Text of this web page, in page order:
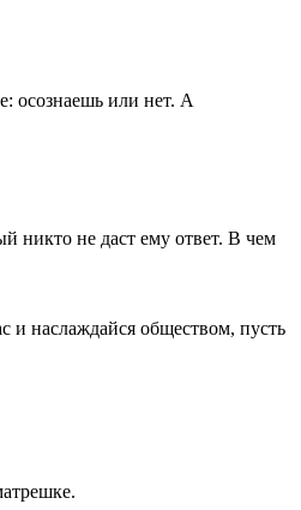
осознаешь или нет. А
никто не даст ему ответ. В чем
и наслаждайся обществом, пусть